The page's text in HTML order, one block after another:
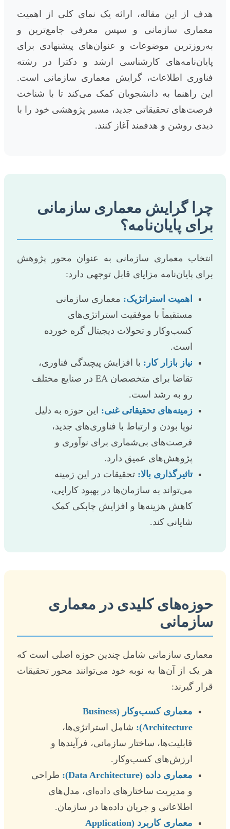
هدف از این مقاله، ارائه یک نمای کلی از اهمیت
معماری سازمانی و سپس معرفی جامع‌ترین و
به‌روزترین موضوعات و عنوان‌های پیشنهادی برای
پایان‌نامه‌های کارشناسی ارشد و دکترا در رشته
فناوری اطلاعات، گرایش معماری سازمانی است.
این راهنما به دانشجویان کمک می‌کند تا با شناخت
فرصت‌های تحقیقاتی جدید، مسیر پژوهشی خود را با
دیدی روشن و هدفمند آغاز کنند.
چرا گرایش معماری سازمانی
برای پایان‌نامه؟
انتخاب معماری سازمانی به عنوان محور پژوهش
برای پایان‌نامه مزایای قابل توجهی دارد:
اهمیت استراتژیک: معماری سازمانی
مستقیماً با موفقیت استراتژی‌های
کسب‌وکار و تحولات دیجیتال گره خورده
است.
نیاز بازار کار: با افزایش پیچیدگی فناوری،
تقاضا برای متخصصان EA در صنایع مختلف
رو به رشد است.
زمینه‌های تحقیقاتی غنی: این حوزه به دلیل
نوپا بودن و ارتباط با فناوری‌های جدید،
فرصت‌های بی‌شماری برای نوآوری و
پژوهش‌های عمیق دارد.
تاثیرگذاری بالا: تحقیقات در این زمینه
می‌تواند به سازمان‌ها در بهبود کارایی،
کاهش هزینه‌ها و افزایش چابکی کمک
شایانی کند.
حوزه‌های کلیدی در معماری
سازمانی
معماری سازمانی شامل چندین حوزه اصلی است که
هر یک از آن‌ها به نوبه خود می‌توانند محور تحقیقات
قرار گیرند:
معماری کسب‌وکار (Business
Architecture):
شامل استراتژی‌ها،
قابلیت‌ها، ساختار سازمانی، فرآیندها و
ارزش‌های کسب‌وکار.
معماری داده (Data Architecture):
طراحی
و مدیریت ساختارهای داده‌ای، مدل‌های
اطلاعاتی و جریان داده‌ها در سازمان.
معماری کاربرد (Application